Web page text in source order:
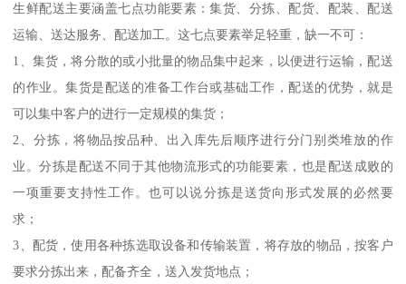
生鲜配送主要涵盖七点功能要素：集货、分拣、配货、配装、配送
运输、送达服务、配送加工。这七点要素举足轻重，缺一不可：
1、集货，将分散的或小批量的物品集中起来，以便进行运输，配送
的作业。集货是配送的准备工作台或基础工作，配送的优势，就是
可以集中客户的进行一定规模的集货；
2、分拣，将物品按品种、出入库先后顺序进行分门别类堆放的作
业。分拣是配送不同于其他物流形式的功能要素，也是配送成败的
一项重要支持性工作。也可以说分拣是送货向形式发展的必然要
求；
3、配货，使用各种拣选取设备和传输装置，将存放的物品，按客户
要求分拣出来，配备齐全，送入发货地点；